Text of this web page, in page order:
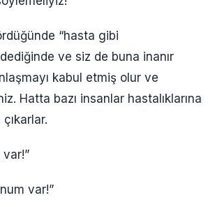
“hasta gibi
ve siz de buna inanır
kabul etmiş olur ve
Hatta bazı insanlar hastalıklarına
çıkarlar.
var!”
var!”